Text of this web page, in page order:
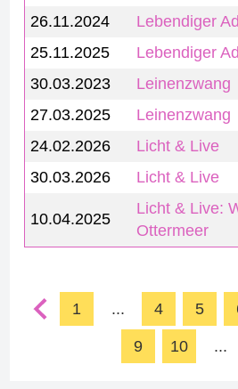
26.11.2024
Lebendiger
25.11.2025
Lebendiger
30.03.2023
Leinenzwang
27.03.2025
Leinenzwang
24.02.2026
Licht & Live
30.03.2026
Licht & Live
10.04.2025
Licht & Live:
Ottermeer
1 ... 4 5
9 10 ...